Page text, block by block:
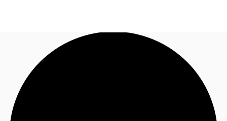
Blog
Données marchés
Appelez maintenant